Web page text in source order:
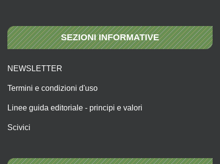
SEZIONI INFORMATIVE
NEWSLETTER
Termini e condizioni d'uso
Linee guida editoriale - principi e valori
Scivici